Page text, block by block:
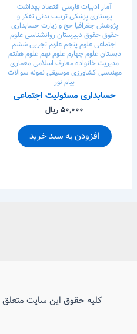
آمار ادبیات فارسی اقتصادبهداشت
پرستاریپزشکیتربیت بدنیتفکر و
پژوهشجغرافیاحج و زیارتحسابداری
حقوقحقوقدبیرستانروانشناسیعلوم
اجتماعیعلوم پنجمعلوم تجربی ششم
دبستانعلوم چهارمعلوم نهمعلوم هفتم
مدیریت خانوادهمعارف اسلامیمعماری
مهندسی کشاورزیموسیقینمونه سوالات
پیام نور
حسابداری مسئولیت اجتماعی
۵۰,۰۰۰ ریال
افزودن به سبد خرید
کلیه حقوق این سایت